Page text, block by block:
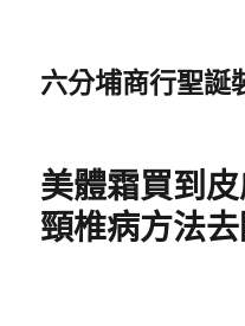
六分埔商行聖誕
美體霜買到
頸椎病方法